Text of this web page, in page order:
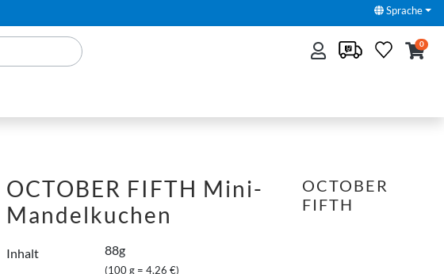
Sprache
0
OCTOBER FIFTH Mini-
Mandelkuchen
Inhalt 88g
(100 g = 4,26 €)
OCTOBER
FIFTH